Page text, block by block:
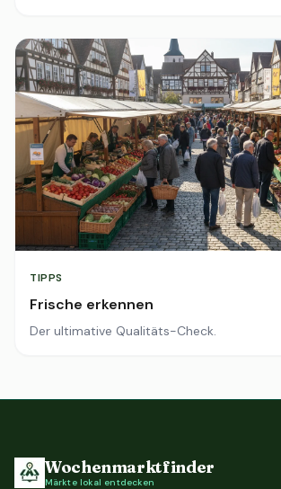
TIPPS
Frische erkennen
Der ultimative Qualitäts-Check.
Wochenmarktfinder
Märkte lokal entdecken